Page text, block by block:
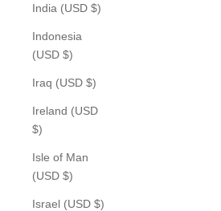
India (USD $)
Indonesia
(USD $)
Iraq (USD $)
Ireland (USD
$)
Isle of Man
(USD $)
Israel (USD $)